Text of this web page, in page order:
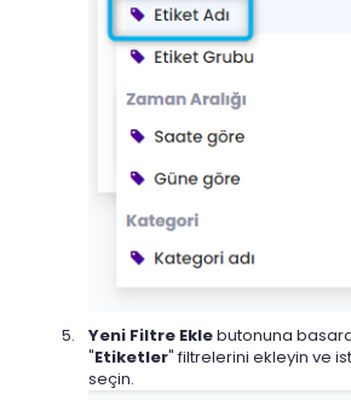
Yeni Filtre Eklebutonuna
"Etiketler" filtrelerini ekleyin ve
seçin.